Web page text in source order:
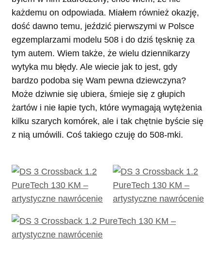
każdemu on odpowiada. Miałem również okazję,
dość dawno temu, jeździć pierwszymi w Polsce
egzemplarzami modelu 508 i do dziś tęsknię za
tym autem. Wiem także, że wielu dziennikarzy
wytyka mu błędy. Ale wiecie jak to jest, gdy
bardzo podoba się Wam pewna dziewczyna?
Może dziwnie się ubiera, śmieje się z głupich
żartów i nie łapie tych, które wymagają wytężenia
kilku szarych komórek, ale i tak chętnie byście się
z nią umówili. Coś takiego czuję do 508-mki.